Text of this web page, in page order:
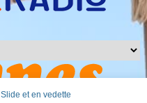
Slide et en vedette